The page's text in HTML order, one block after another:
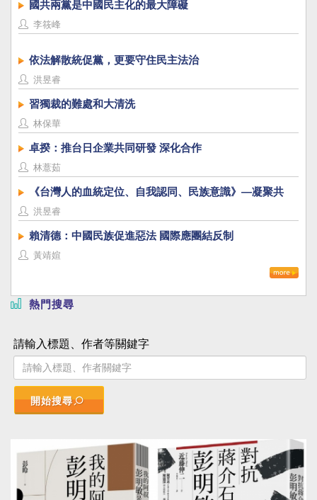
國共兩黨是中國民主化的最大障礙
李筱峰
依法解散統促黨，更要守住民主法治
洪昱睿
習獨裁的難處和大清洗
林保華
卓揆：推台日企業共同研發 深化合作
林薏茹
《台灣人的血統定位、自我認同、民族意識》—凝聚共
識，建立台灣國族認同
洪昱睿
賴清德：中國民族促進惡法 國際應團結反制
黃靖媗
熱門搜尋
請輸入標題、作者等關鍵字
開始搜尋